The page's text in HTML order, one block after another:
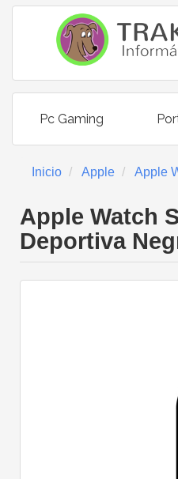
Pc Gaming
Inicio Apple Apple
Apple Watch
Deportiva